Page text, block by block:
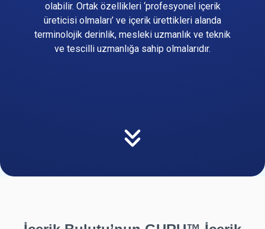
olabilir. Ortak özellikleri ‘profesyonel içerik
üreticisi olmaları’ ve içerik ürettikleri alanda
terminolojik derinlik, mesleki uzmanlık ve teknik
ve tescilli uzmanlığa sahip olmalarıdır.